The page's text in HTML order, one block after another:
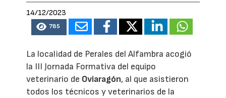
14/12/2023
785
La localidad de Perales del Alfambra acogió
la III Jornada Formativa del equipo
veterinario de Oviaragón, al que asistieron
todos los técnicos y veterinarios de la